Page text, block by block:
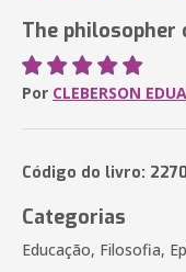
The
Por CLEBERSON
Código do livro:
Categorias
Educação, Filosofia,